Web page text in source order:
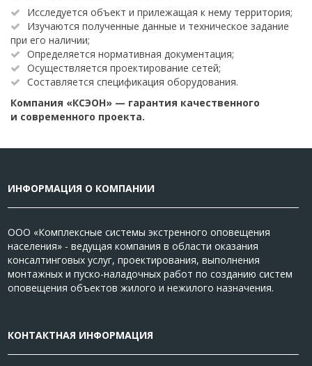
Исследуется объект и прилежащая к нему территория;
Изучаются полученные данные и техническое задание
при его наличии;
Определяется нормативная документация;
Осуществляется проектирование сетей;
Составляется спецификация оборудования.
Компания «КСЭОН» — гарантия качественного
и современного проекта.
ИНФОРМАЦИЯ О КОМПАНИИ
ООО «Комплексные системы экстренного оповещения
населения» - ведущая компания в области оказания
консалтинговых услуг, проектирования, выполнения
монтажных и пуско-наладочных работ по созданию систем
оповещения объектов жилого и нежилого назначения.
КОНТАКТНАЯ ИНФОРМАЦИЯ